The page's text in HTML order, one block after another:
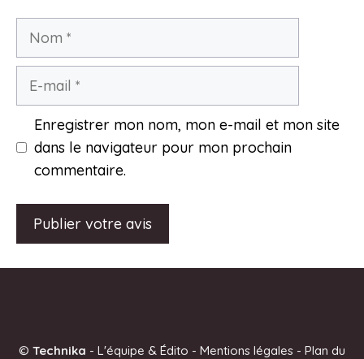
Nom
Enregistrer mon nom, mon e-mail et mon site
dans le navigateur pour mon prochain
commentaire.
r
© Technika - L'équipe & Édito - Mentions légales - Plan du